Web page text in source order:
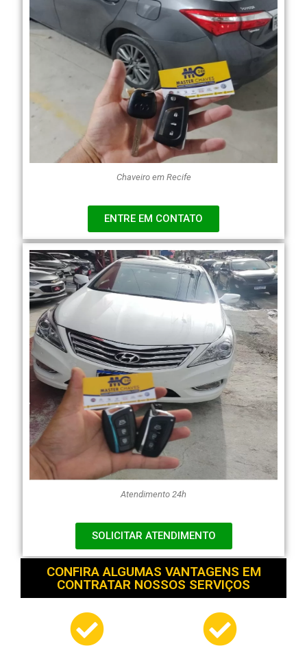
Chaveiro em Recife
ENTRE EM CONTATO
Atendimento 24h
SOLICITAR ATENDIMENTO
CONFIRA ALGUMAS VANTAGENS EM
CONTRATAR NOSSOS SERVIÇOS